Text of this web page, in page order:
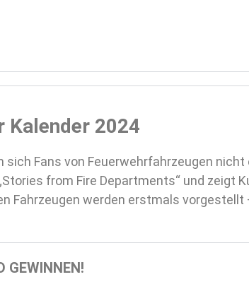
Kalender 2024
sich Fans von Feuerwehrfahrzeugen
from Fire Departments“ und zeigt
Fahrzeugen werden erstmals vorgestellt
GEWINNEN!